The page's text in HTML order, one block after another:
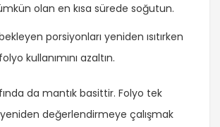
olan en kısa sürede soğutun.
porsiyonları yeniden ısıtırken
kullanımını azaltın.
da mantık basittir. Folyo tek
yeniden değerlendirmeye çalışmak